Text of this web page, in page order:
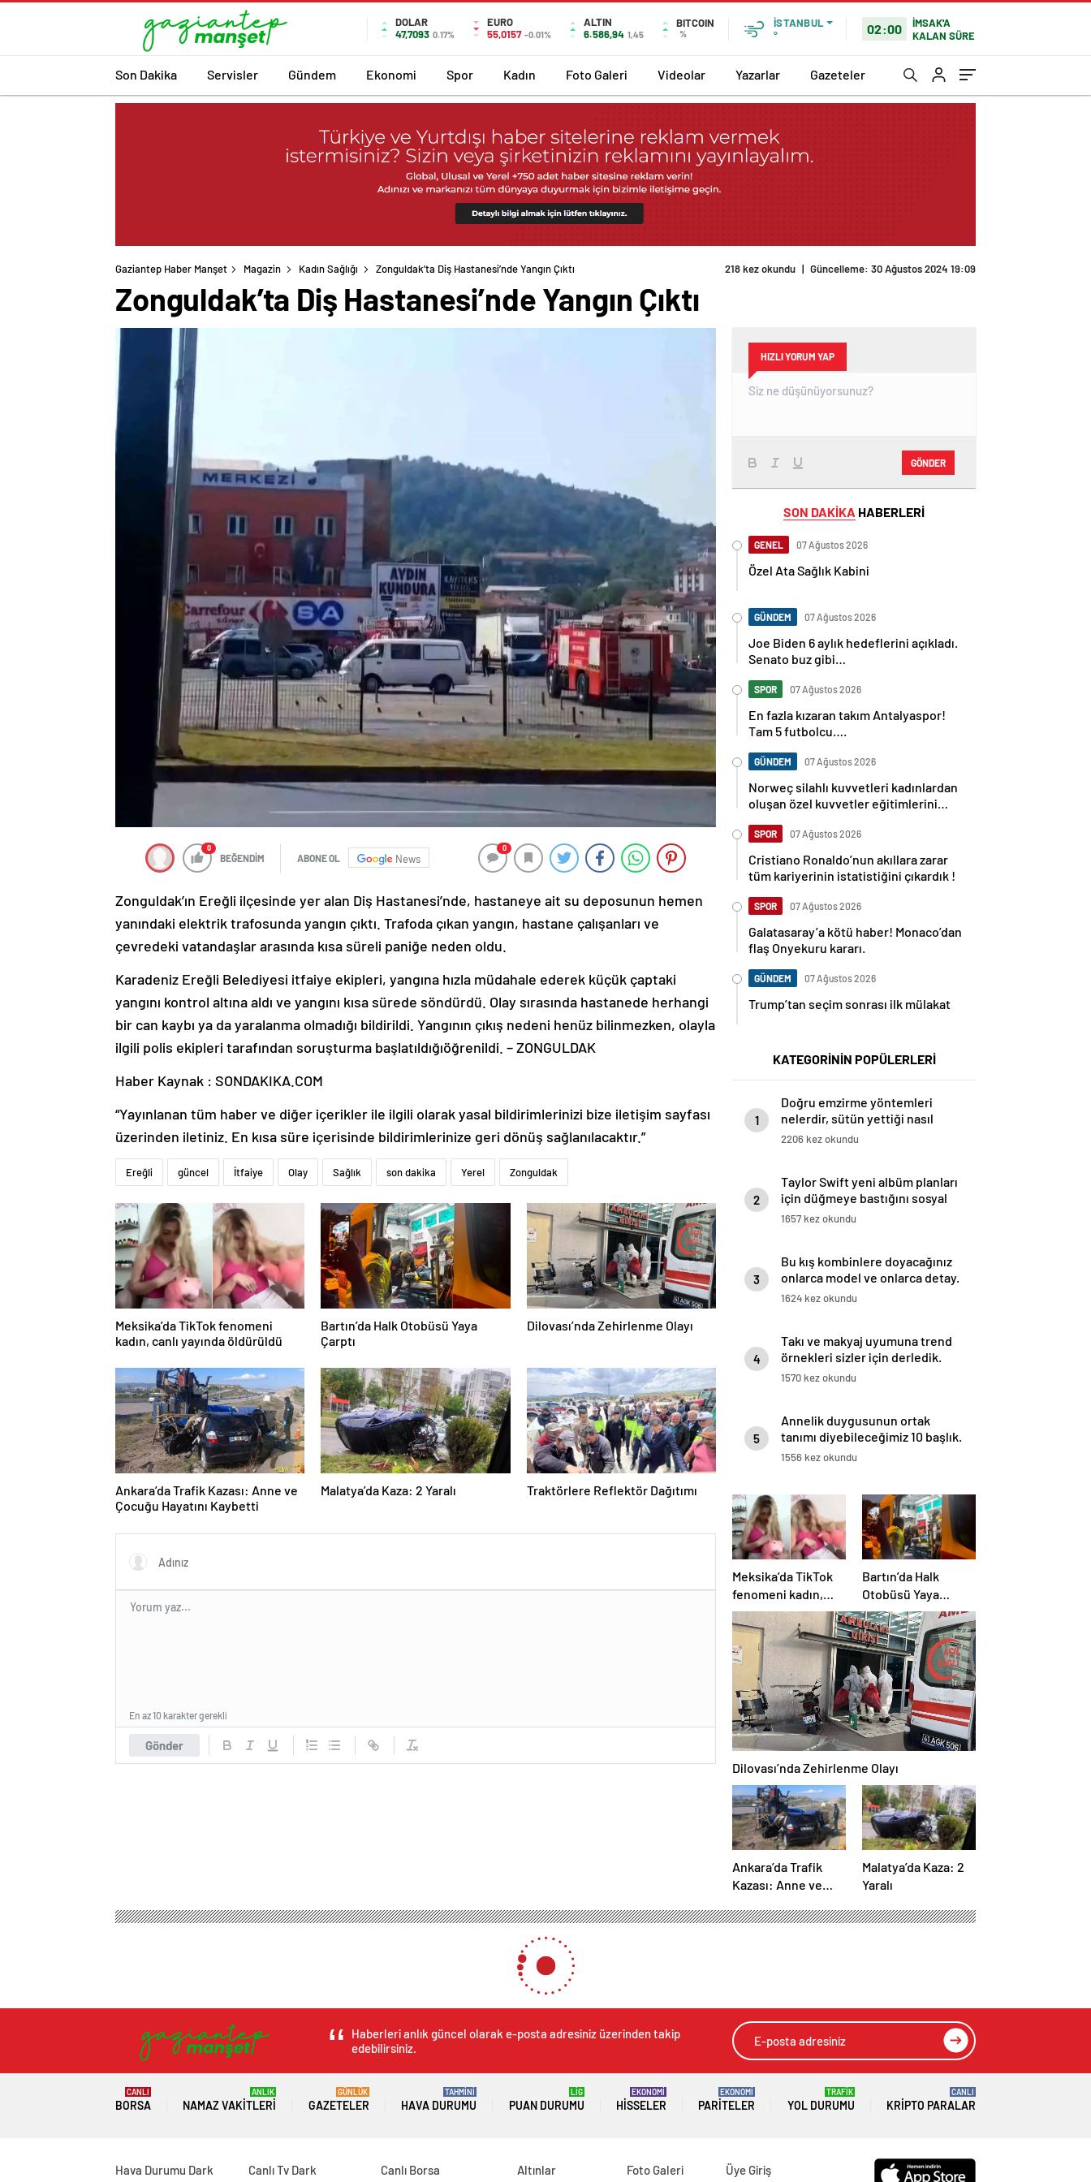
DOLAR
47,7093 0.17%
EURO
55,0157 -0.01%
ALTIN
6.586,94 1,45
BITCOIN
%
İSTANBUL
°
02:00
İMSAK'A
KALAN SÜRE
Son Dakika Servisler Gündem Ekonomi Spor Kadın Foto Galeri Videolar Yazarlar Gazeteler
Gaziantep Haber Manşet Magazin Kadın Sağlığı Zonguldak’ta Diş Hastanesi’nde Yangın Çıktı 218 kez okundu | Güncelleme: 30 Ağustos 2024 19:09
Zonguldak’ta Diş Hastanesi’nde Yangın Çıktı
0
BEĞENDİM ABONE OL News
0
Zonguldak’ın Ereğli ilçesinde yer alan Diş Hastanesi’nde, hastaneye ait su deposunun hemen
yanındaki elektrik trafosunda yangın çıktı. Trafoda çıkan yangın, hastane çalışanları ve
çevredeki vatandaşlar arasında kısa süreli paniğe neden oldu.
Karadeniz Ereğli Belediyesi itfaiye ekipleri, yangına hızla müdahale ederek küçük çaptaki
yangını kontrol altına aldı ve yangını kısa sürede söndürdü. Olay sırasında hastanede herhangi
bir can kaybı ya da yaralanma olmadığı bildirildi. Yangının çıkış nedeni henüz bilinmezken, olayla
ilgili polis ekipleri tarafından soruşturma başlatıldığıöğrenildi. – ZONGULDAK
Haber Kaynak : SONDAKIKA.COM
“Yayınlanan tüm haber ve diğer içerikler ile ilgili olarak yasal bildirimlerinizi bize iletişim sayfası
üzerinden iletiniz. En kısa süre içerisinde bildirimlerinize geri dönüş sağlanılacaktır.”
Ereğli güncel İtfaiye Olay Sağlık son dakika Yerel Zonguldak
Meksika’da TikTok fenomeni
kadın, canlı yayında öldürüldü
Bartın’da Halk Otobüsü Yaya
Çarptı
Dilovası’nda Zehirlenme Olayı
Ankara’da Trafik Kazası: Anne ve
Çocuğu Hayatını Kaybetti
Malatya’da Kaza: 2 Yaralı Traktörlere Reflektör Dağıtımı
Gönder
En az 10 karakter gerekli
HIZLI YORUM YAP
GÖNDER
SON DAKİKA HABERLERİ
GENEL 07 Ağustos 2026
Özel Ata Sağlık Kabini
GÜNDEM 07 Ağustos 2026
Joe Biden 6 aylık hedeflerini açıkladı.
Senato buz gibi…
SPOR 07 Ağustos 2026
En fazla kızaran takım Antalyaspor!
Tam 5 futbolcu….
GÜNDEM 07 Ağustos 2026
Norweç silahlı kuvvetleri kadınlardan
oluşan özel kuvvetler eğitimlerini
SPOR 07 Ağustos 2026
Cristiano Ronaldo’nun akıllara zarar
tüm kariyerinin istatistiğini çıkardık !
SPOR 07 Ağustos 2026
Galatasaray’a kötü haber! Monaco’dan
flaş Onyekuru kararı.
GÜNDEM 07 Ağustos 2026
Trump’tan seçim sonrası ilk mülakat
KATEGORİNİN POPÜLERLERİ
1
Doğru emzirme yöntemleri
nelerdir, sütün yettiği nasıl
anlaşılır?
2206 kez okundu
2
Taylor Swift yeni albüm planları
için düğmeye bastığını sosyal
medyadan duyurdu!
1657 kez okundu
3
Bu kış kombinlere doyacağınız
onlarca model ve onlarca detay.
1624 kez okundu
4
Takı ve makyaj uyumuna trend
örnekleri sizler için derledik.
1570 kez okundu
5
Annelik duygusunun ortak
tanımı diyebileceğimiz 10 başlık.
1556 kez okundu
Meksika’da TikTok
fenomeni kadın,
canlı yayında
öldürüldü
Bartın’da Halk
Otobüsü Yaya
Çarptı
Dilovası’nda Zehirlenme Olayı
Ankara’da Trafik
Kazası: Anne ve
Kaybetti
Malatya’da Kaza: 2
Yaralı
Haberleri anlık güncel olarak e-posta adresiniz üzerinden takip
edebilirsiniz.
BORSA
CANLI
NAMAZ VAKITLERI
ANLIK
GAZETELER
GÜNLÜK
HAVA DURUMU
TAHMİNİ
PUAN DURUMU
LİG
HISSELER
EKONOMİ
PARITELER
EKONOMİ
YOL DURUMU
TRAFİK
KRIPTO PARALAR
CANLI
Hava Durumu Dark Canlı Tv Dark Canlı Borsa Altınlar Foto Galeri Üye Giriş